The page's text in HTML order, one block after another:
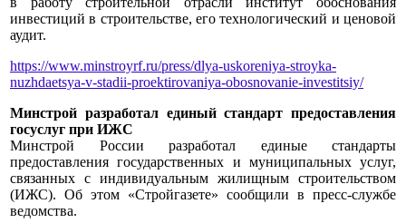
инвестиций в строительстве, его технологический и ценовой
аудит.
https://www.minstroyrf.ru/press/dlya-uskoreniya-stroyka-
nuzhdaetsya-v-stadii-proektirovaniya-obosnovanie-investitsiy/
Минстрой разработал единый стандарт предоставления
госуслуг при ИЖС
Минстрой России разработал единые стандарты
предоставления государственных и муниципальных услуг,
связанных с индивидуальным жилищным строительством
(ИЖС). Об этом «Стройгазете» сообщили в пресс-службе
ведомства.